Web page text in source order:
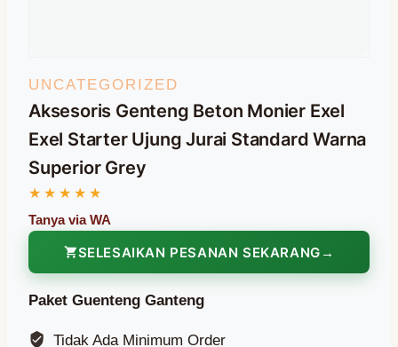
UNCATEGORIZED
Aksesoris Genteng Beton Monier Exel
Exel Starter Ujung Jurai Standard Warna
Superior Grey
SELESAIKAN PESANAN SEKARANG
Paket Guenteng Ganteng
Tidak Ada Minimum Order